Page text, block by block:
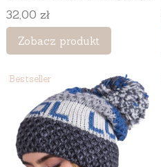
moherem i wełną, rozmiar
uniwersalny 54–60 cm,
kolor szary
Cena
32,00 zł
Zobacz produkt
Bestseller